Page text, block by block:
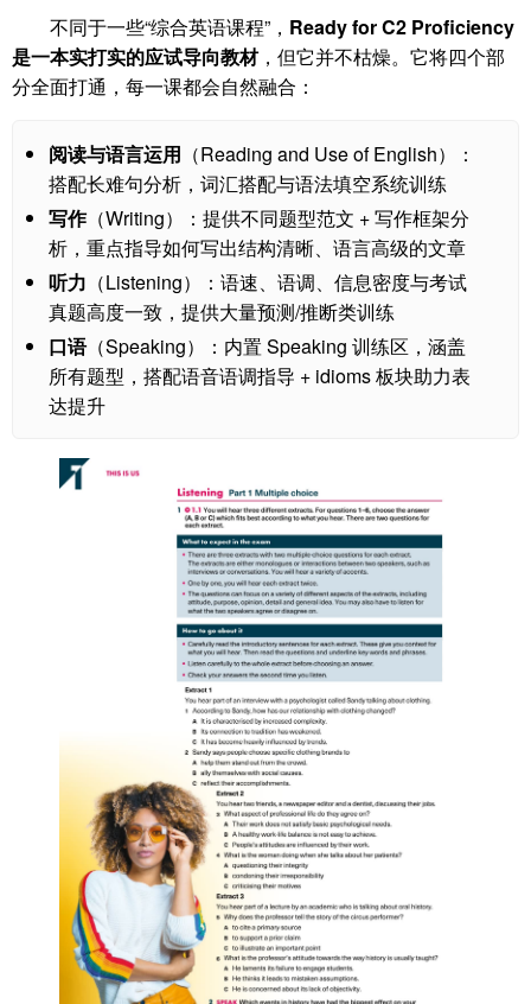
不同于一些“综合英语课程”， Ready for C2 Proficiency
是一本实打实的应试导向教材，但它并不枯燥。它将四个部
分全面打通，每一课都会自然融合：
阅读与语言运用 （Reading and Use of English）：
搭配长难句分析，词汇搭配与语法填空系统训练
写作（Writing）：提供不同题型范文 + 写作框架分
析，重点指导如何写出结构清晰、语言高级的文章
听力 （Listening）：语速、语调、信息密度与考试
真题高度一致，提供大量预测/推断类训练
口语（Speaking）：内置 Speaking 训练区，涵盖
所有题型，搭配语音语调指导 + idioms 板块助力表
达提升